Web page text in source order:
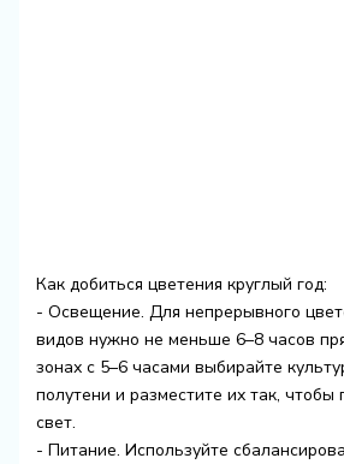
Как добиться цветения круглый год:
- Освещение. Для непрерывного
видов нужно не меньше 6–8 часов
зонах с 5–6 часами выбирайте
полутени и разместите их так, чтобы
свет.
- Питание. Используйте